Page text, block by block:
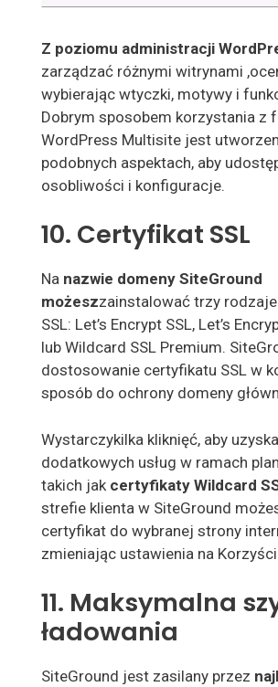
Z poziomu administracji
zarządzać różnymi witrynami ,
wybierając wtyczki, motywy i
Dobrym sposobem korzystania z
WordPress Multisite jest
podobnych aspektach, aby
osobliwości i konfiguracje.
10. Certyfikat SSL
Na nazwie domeny SiteGround
możeszzainstalować trzy
SSL: Let’s Encrypt SSL, Let’s
lub Wildcard SSL Premium.
dostosowanie certyfikatu SSL w
sposób do ochrony domeny
Wystarczykilka kliknięć, aby
dodatkowych usług w ramach
takich jak certyfikaty Wildcard
strefie klienta w SiteGround
certyfikat do wybranej strony
zmieniając ustawienia na
11. Maksymalna
ładowania
SiteGround jest zasilany przez